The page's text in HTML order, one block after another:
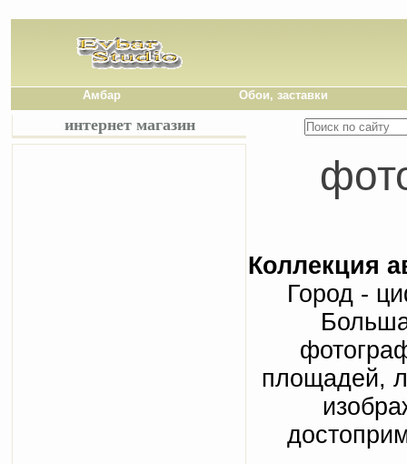
Амбар Обои, заставки
интернет магазин
Коллекция
Город -
площадей,